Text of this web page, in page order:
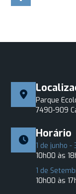
Parque
7490-909
Horário
1 de junho -
10h00 às
1 de
10h00 às